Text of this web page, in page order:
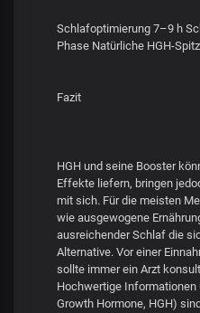
Schlafoptimierung 7–9 h
Phase Natürliche HGH-
Fazit
HGH und seine Booster
Effekte liefern, bringen
mit sich. Für die meisten
wie ausgewogene
ausreichender Schlaf die
Alternative. Vor einer
sollte immer ein Arzt
Hochwertige
Growth Hormone, HGH)